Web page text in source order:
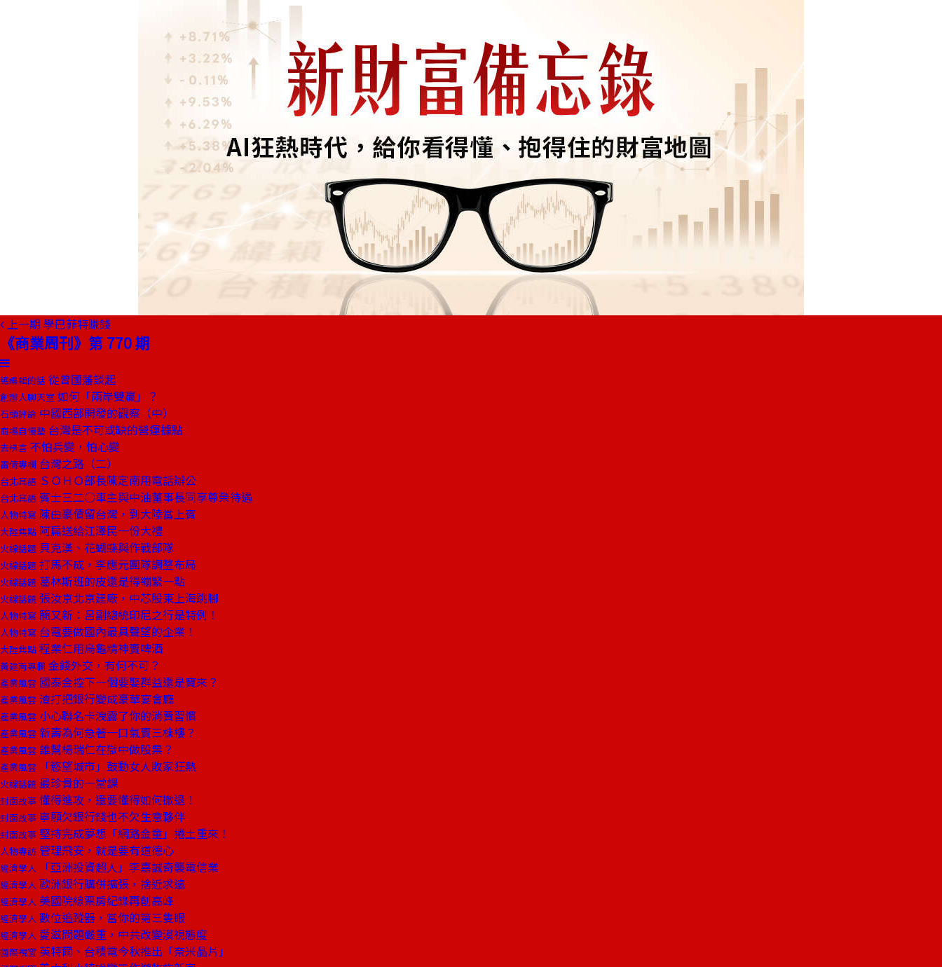
上一期 學巴菲特賺錢
《商業周刊》第 770 期
總編輯的話 從曾國藩談起
創辦人聊天室 如何「兩岸雙贏」？
石頭評論 中國西部開發的觀察（中）
商場自慢塾 台灣是不可或缺的營運據點
去梯言 不怕兵變，怕心變
雷倩專欄 台灣之路（二）
台北耳語 ＳＯＨＯ部長陳定南用電話辦公
台北耳語 賓士三二○車主與中油董事長同享尊榮待遇
人物特寫 陳由豪債留台灣，到大陸當上賓
大陸焦點 阿扁送給江澤民一份大禮
火線話題 貝克漢、花蝴蝶與作戰部隊
火線話題 打馬不成，李應元團隊調整布局
火線話題 葛林斯班的皮還是得繃緊一點
火線話題 張汝京北京建廠，中芯股東上海跳腳
人物特寫 簡又新：呂副總統印尼之行是特例！
人物特寫 台電要做國內最具聲望的企業！
大陸焦點 程業仁用烏龜精神賣啤酒
黃建南專欄 金錢外交，有何不可？
產業風雲 國泰金控下一個要娶群益還是寶來？
產業風雲 渣打把銀行變成豪華宴會廳
產業風雲 小心聯名卡洩露了你的消費習慣
產業風雲 新壽為何急著一口氣賣三棟樓？
產業風雲 誰幫楊瑞仁在獄中做股票？
產業風雲 「慾望城市」鼓動女人敗家狂熱
火線話題 最珍貴的一堂課
封面故事 懂得進攻，還要懂得如何撤退！
封面故事 寧願欠銀行錢也不欠生意夥伴
封面故事 堅持完成夢想「網路金童」捲土重來！
人物專訪 管理飛安，就是要有道德心
經濟學人 「亞洲投資超人」李嘉誠奇襲電信業
經濟學人 歐洲銀行購併擴張，捨近求遠
經濟學人 美國院線票房紀錄再創高峰
經濟學人 數位追蹤器，當你的第三隻眼
經濟學人 愛滋問題嚴重，中共改變漠視態度
國際視窗 英特爾、台積電今秋推出「奈米晶片」